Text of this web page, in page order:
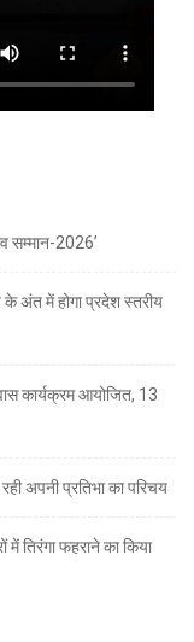
सम्मान-2026’
के अंत में होगा प्रदेश स्तरीय
कार्यक्रम आयोजित, 13
अपनी प्रतिभा का परिचय
तिरंगा फहराने का किया